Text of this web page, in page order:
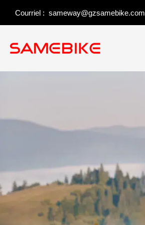
Courriel : sameway@gzsamebike.com